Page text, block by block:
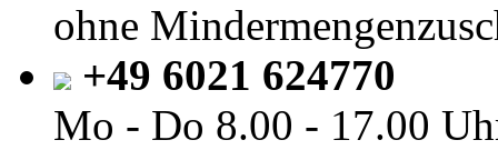
ohne
+49 6021 624770
Mo - Do 8.00 - 17.00